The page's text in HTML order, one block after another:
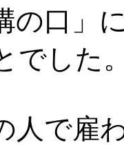
の口」
でした
人で雇